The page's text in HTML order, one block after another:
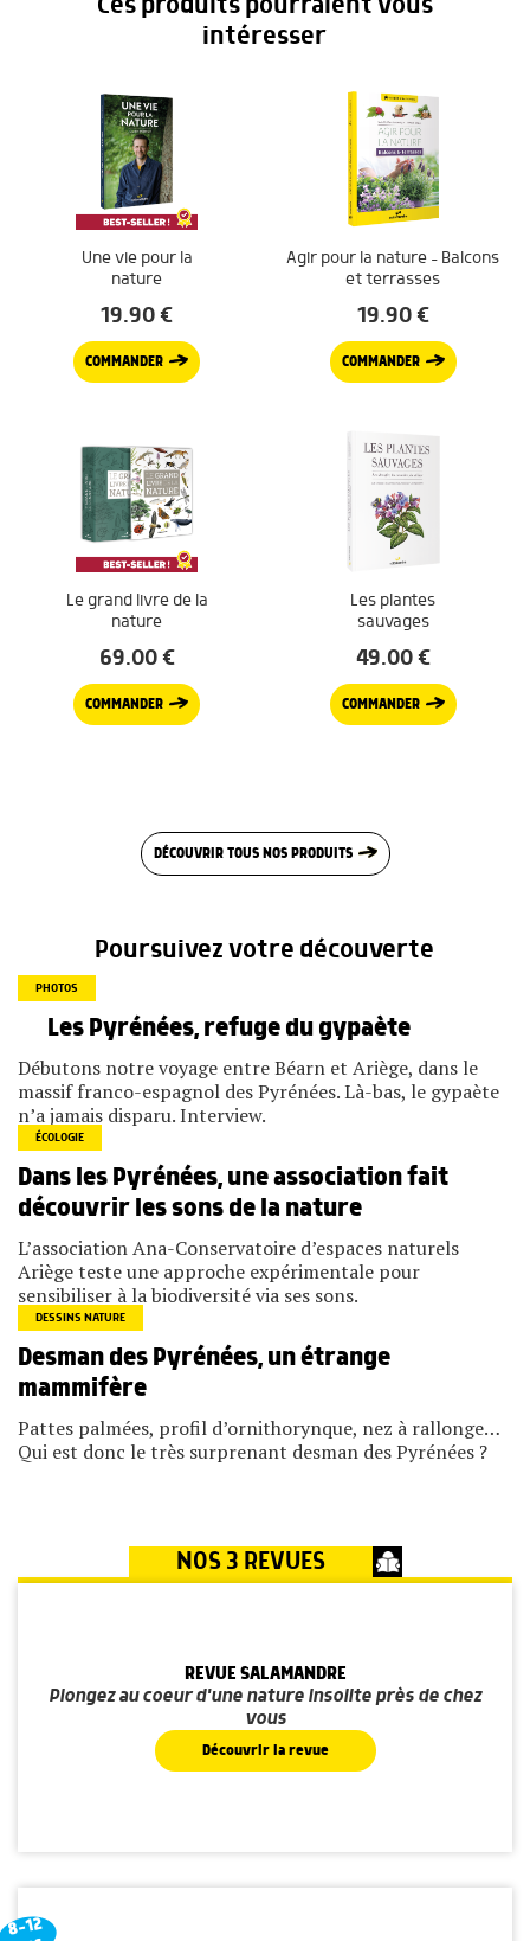
intéresser
Une vie pour la
nature
19.90€
COMMANDER
Agir pour la nature – Balcons
et terrasses
19.90€
COMMANDER
Le grand livre de la
nature
69.00€
COMMANDER
Les plantes
sauvages
49.00€
COMMANDER
DÉCOUVRIR TOUS NOS PRODUITS
Poursuivez votre découverte
PHOTOS
Les Pyrénées, refuge du gypaète
Débutons notre voyage entre Béarn et Ariège, dans le
massif franco-espagnol des Pyrénées. Là-bas, le gypaète
n’a jamais disparu. Interview.
ÉCOLOGIE
Dans les Pyrénées, une association fait
découvrir les sons de la nature
L’association Ana-Conservatoire d’espaces naturels
Ariège teste une approche expérimentale pour
sensibiliser à la biodiversité via ses sons.
DESSINS NATURE
Desman des Pyrénées, un étrange
mammifère
Pattes palmées, profil d’ornithorynque, nez à rallonge…
Qui est donc le très surprenant desman des Pyrénées ?
NOS 3 REVUES
REVUE SALAMANDRE
Plongez au coeur d'une nature insolite près de chez
vous
Découvrir la revue
8-12